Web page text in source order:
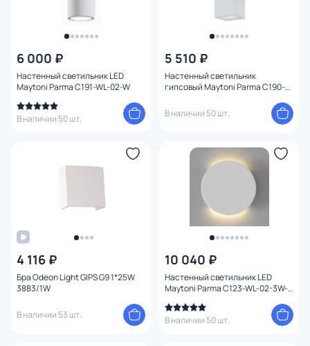
6 000 ₽
Настенный светильник LED
Maytoni Parma C191-WL-02-W
В наличии 50 шт.
5 510 ₽
Настенный светильник
гипсовый Maytoni Parma C190-
В наличии 50 шт.
4 116 ₽
Бра Odeon Light GIPS G9 1*25W
3883/1W
В наличии 53 шт.
10 040 ₽
Настенный светильник LED
Maytoni Parma C123-WL-02-3W-
В наличии 50 шт.
Цвет
Стиль
Материал 1
Тип помещения
Форма